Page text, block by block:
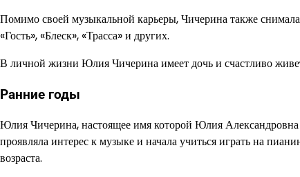
Помимо своей музыкальной карьеры, Чичерина также
«Гость», «Блеск», «Трасса» и других.
В личной жизни Юлия Чичерина имеет дочь и счастливо
Ранние годы
Юлия Чичерина, настоящее имя которой Юлия
проявляла интерес к музыке и начала учиться играть на
возраста.